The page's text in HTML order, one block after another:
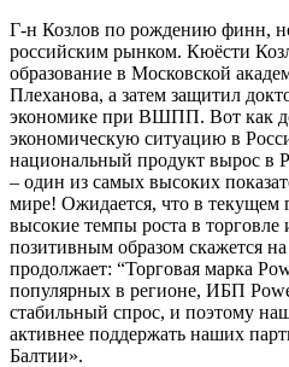
Г-н Козлов по рождению финн,
российским рынком. Кюёсти
образование в Московской
Плеханова, а затем защитил
экономике при ВШПП. Вот как
экономическую ситуацию в
национальный продукт вырос в
– один из самых высоких
мире! Ожидается, что в текущем
высокие темпы роста в торговле
позитивным образом скажется
продолжает: “Торговая марка
популярных в регионе, ИБП
стабильный спрос, и поэтому
активнее поддержать наших
Балтии».